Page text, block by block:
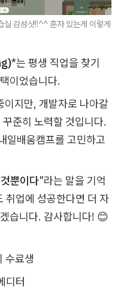
실 감성샷!!^^ 혼자 있는게 이렇게
*는 평생 직업을 찾기
이었습니다.
이지만, 개발자로 나아갈
준히 노력할 것입니다.
일배움캠프를 고민하고
뿐이다"라는 말을 기억
취업에 성공한다면 더 자
습니다. 감사합니다! 😊
수료생
디터